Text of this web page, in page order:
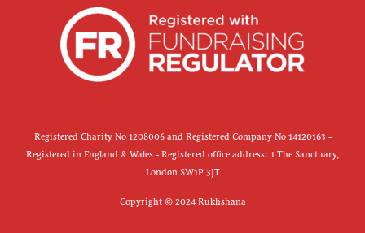
Registered Charity No 1208006 and Registered Company No 14120163 -
Registered in England & Wales - Registered office address: 1 The Sanctuary,
London SW1P 3JT
Copyright © 2024 Rukhshana